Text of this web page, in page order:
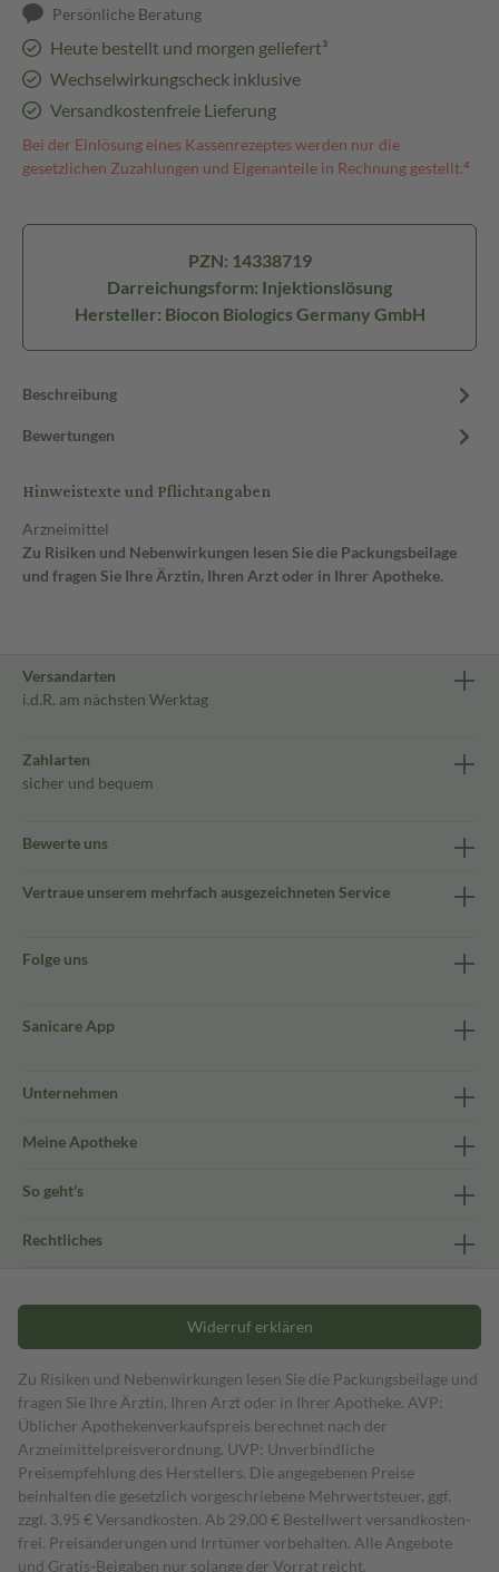
Persönliche Beratung
Heute bestellt und morgen geliefert³
Wechselwirkungscheck inklusive
Versandkostenfreie Lieferung
Bei der Einlösung eines Kassenrezeptes werden nur die
gesetzlichen Zuzahlungen und Eigenanteile in Rechnung gestellt.⁴
PZN: 14338719
Darreichungsform: Injektionslösung
Hersteller: Biocon Biologics Germany GmbH
Beschreibung
Bewertungen
Hinweistexte und Pflichtangaben
Arzneimittel
Zu Risiken und Nebenwirkungen lesen Sie die Packungsbeilage
und fragen Sie Ihre Ärztin, Ihren Arzt oder in Ihrer Apotheke.
Versandarten
i.d.R. am nächsten Werktag
Zahlarten
sicher und bequem
Bewerte uns
Vertraue unserem mehrfach ausgezeichneten Service
Folge uns
Sanicare App
Unternehmen
Meine Apotheke
So geht's
Rechtliches
Widerruf erklären
Zu Risiken und Nebenwirkungen lesen Sie die Packungsbeilage und
fragen Sie Ihre Ärztin, Ihren Arzt oder in Ihrer Apotheke. AVP:
Üblicher Apothekenverkaufspreis berechnet nach der
Arzneimittelpreisverordnung. UVP: Unverbindliche
Preisempfehlung des Herstellers. Die angegebenen Preise
beinhalten die gesetzlich vorgeschriebene Mehrwertsteuer, ggf.
zzgl. 3,95 € Versandkosten. Ab 29,00 € Bestell­wert versand­kosten­
frei. Preisänderungen und Irrtümer vorbehalten. Alle Angebote
und Gratis-Beigaben nur solange der Vorrat reicht.